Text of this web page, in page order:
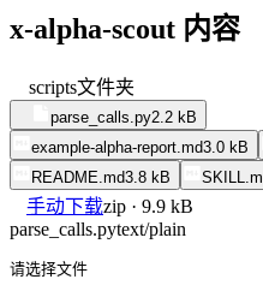
x-alpha-scout 内容
scripts文件夹
parse_calls.py2.2 kB
example-alpha-report.md3.0 kB
README.md3.8 kB
手动下载zip · 9.9 kB
parse_calls.pytext/plain
请选择文件